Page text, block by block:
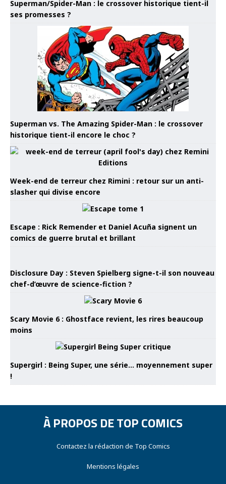
Superman/Spider-Man : le crossover historique tient-il
ses promesses ?
Superman vs. The Amazing Spider-Man : le crossover
historique tient-il encore le choc ?
Week-end de terreur chez Rimini : retour sur un anti-
slasher qui divise encore
Escape : Rick Remender et Daniel Acuña signent un
comics de guerre brutal et brillant
Disclosure Day : Steven Spielberg signe-t-il son nouveau
chef-d’œuvre de science-fiction ?
Scary Movie 6 : Ghostface revient, les rires beaucoup
moins
Supergirl : Being Super, une série… moyennement super
!
À PROPOS DE TOP COMICS
Contactez la rédaction de Top Comics
Mentions légales